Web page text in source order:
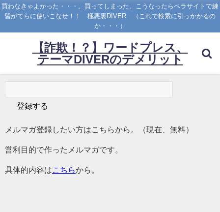
買わなきゃよかった・・・。買ってしまった。こうなったらペラサイトで練
習がてらに使いこなせ！！ 極悪裏DIVER （これで検索に引っかかるの
か・・・）
【詐欺！？】ワードプレス、
テーマDIVERのデメリット
メルマガ登録したい方はこちらから。（現在、無料）
営利目的で作ったメルマガです。
具体的内容は こちらから。